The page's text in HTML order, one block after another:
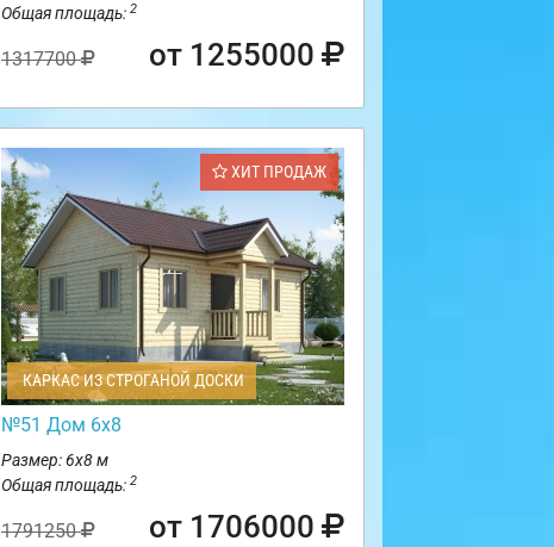
Общая площадь: 2
1317700 от 1255000
ХИТ ПРОДАЖ
КАРКАС ИЗ СТРОГАНОЙ ДОСКИ
№51 Дом 6х8
Размер: 6х8 м
Общая площадь: 2
1791250 от 1706000